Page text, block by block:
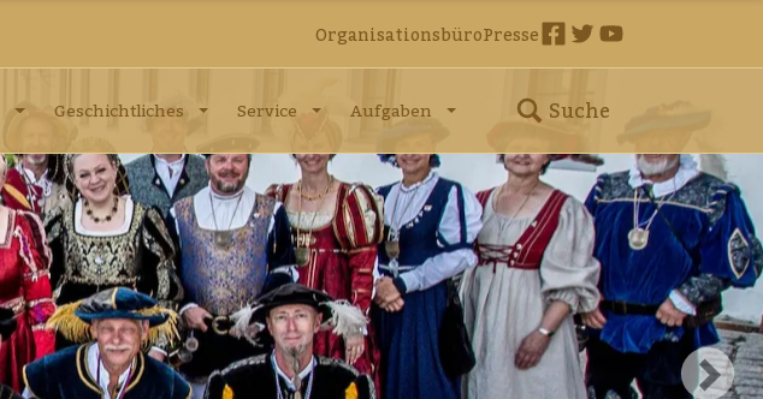
OrganisationsbüroPresse
Geschichtliches Service Aufgaben Suche